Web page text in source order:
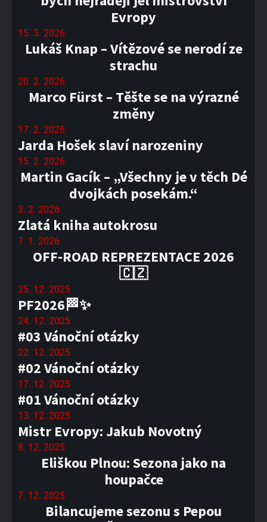
Evropy
15. 3. 2026
Lukáš Knap – Vítězové se nerodí ze
strachu
20. 2. 2026
Marco Fürst – Těšte se na výrazné
změny
17. 2. 2026
Jarda Hošek slaví narozeniny
15. 2. 2026
Martin Gacík – „Všechny je v těch Dé
dvojkách posekám.“
3. 2. 2026
Zlatá kniha autokrosu
7. 1. 2026
OFF-ROAD REPREZENTACE 2026
🇨🇿
25. 12. 2025
PF2026🏁✨
24. 12. 2025
#03 Vánoční otázky
22. 12. 2025
#02 Vánoční otázky
17. 12. 2025
#01 Vánoční otázky
13. 12. 2025
Mistr Evropy: Jakub Novotný
8. 12. 2025
Eliškou Plnou: Sezona jako na
houpačce
7. 12. 2025
Bilancujeme sezonu s Pepou